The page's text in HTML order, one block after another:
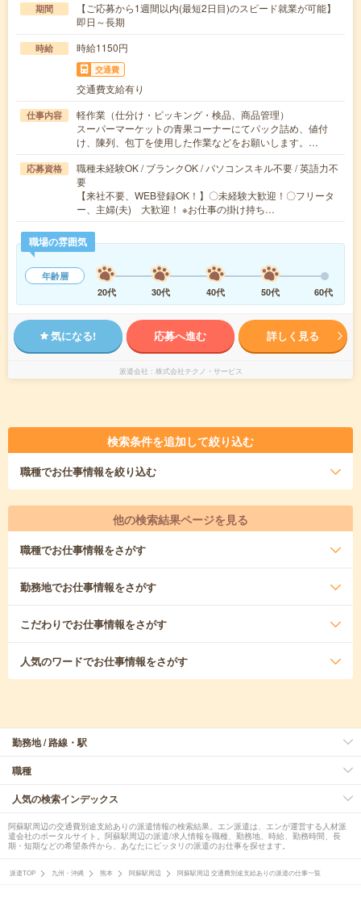
期間
【ご応募から1週間以内(最短2日目)のスピード就業が可能】
即日～長期
時給 時給1150円
交通費
交通費支給有り
仕事内容
軽作業（仕分け・ピッキング・検品、商品管理）
スーパーマーケットの青果コーナーにてパック詰め、値付
け、陳列、包丁を使用した作業などをお願いします。…
応募資格
職種未経験OK / ブランクOK / パソコンスキル不要 / 英語力不
要
【来社不要、WEB登録OK！】〇未経験大歓迎！〇フリータ
ー、主婦(夫) 大歓迎！ ※お仕事の掛け持ち…
職場の雰囲気
年齢層
20代
30代 40代 50代 60代
気になる! 応募へ進む 詳しく見る
派遣会社 株式会社テクノ・サービス
検索条件を追加して絞り込む
職種でお仕事情報を絞り込む
他の検索結果ページを見る
職種でお仕事情報をさがす
勤務地でお仕事情報をさがす
こだわりでお仕事情報をさがす
人気のワードでお仕事情報をさがす
勤務地 / 路線・駅
職種
人気の検索インデックス
阿蘇駅周辺の交通費別途支給ありの派遣情報の検索結果。エン派遣は、エンが運営する人材派
遣会社のポータルサイト。阿蘇駅周辺の派遣/求人情報を職種、勤務地、時給、勤務時間、長
期・短期などの希望条件から、あなたにピッタリの派遣のお仕事を探せます。
派遣TOP 九州・沖縄 熊本 阿蘇駅周辺 阿蘇駅周辺 交通費別途支給ありの派遣の仕事一覧